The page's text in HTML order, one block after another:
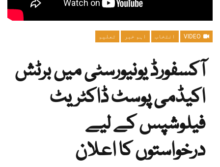
انتخاب اہم خبر تعلیم
آکسفورڈ یونیورسٹی میں برٹش
اکیڈمی پوسٹ ڈاکٹریٹ
فیلوشپس کے لیے
درخواستوں کا اعلان